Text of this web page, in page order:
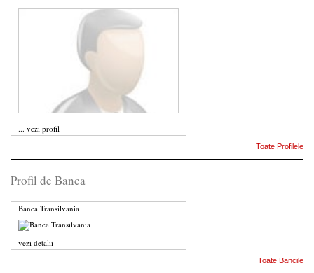
... vezi profil
Toate Profilele
Profil de Banca
Banca Transilvania
vezi detalii
Toate Bancile